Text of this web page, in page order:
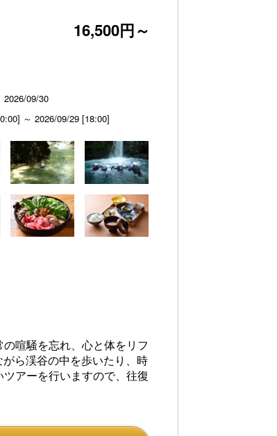
16,500円～
2026/09/30
～ 2026/09/29 [18:00]
喧騒を忘れ、心と体をリフ
ら渓谷の中を歩いたり、時
アーを行いますので、往復